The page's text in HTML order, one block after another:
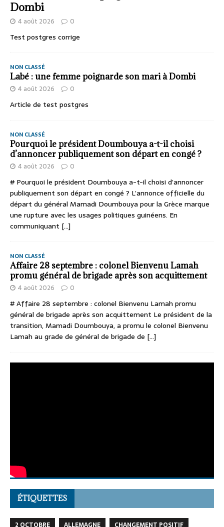
Dombi
4 août 2026 0
Test postgres corrige
NON CLASSÉ
Labé : une femme poignarde son mari à Dombi
4 août 2026 0
Article de test postgres
NON CLASSÉ
Pourquoi le président Doumbouya a-t-il choisi
d’annoncer publiquement son départ en congé ?
4 août 2026 0
# Pourquoi le président Doumbouya a-t-il choisi d’annoncer
publiquement son départ en congé ? L’annonce officielle du
départ du général Mamadi Doumbouya pour la Grèce marque
une rupture avec les usages politiques guinéens. En
communiquant [...]
NON CLASSÉ
Affaire 28 septembre : colonel Bienvenu Lamah
promu général de brigade après son acquittement
4 août 2026 0
# Affaire 28 septembre : colonel Bienvenu Lamah promu
général de brigade après son acquittement Le président de la
transition, Mamadi Doumbouya, a promu le colonel Bienvenu
Lamah au grade de général de brigade de [...]
ÉTIQUETTES
2 OCTOBRE ALLEMAGNE
CHANGEMENT POSITIF